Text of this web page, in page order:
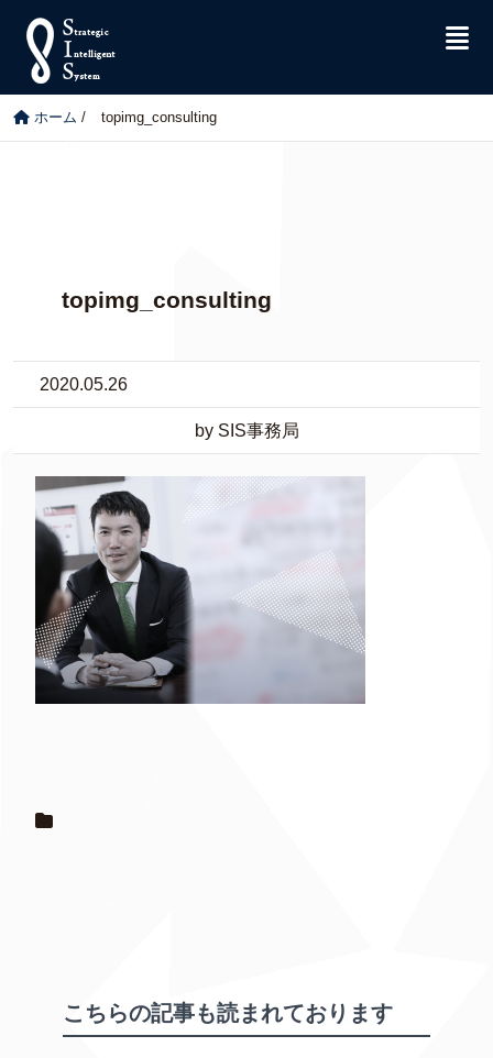
ホーム / topimg_consulting
topimg_consulting
2020.05.26
by SIS事務局
こちらの記事も読まれております